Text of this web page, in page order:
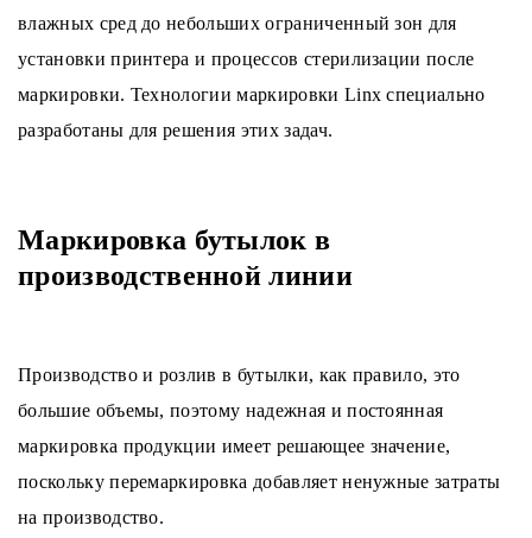
влажных сред до небольших ограниченный зон для
установки принтера и процессов стерилизации после
маркировки. Технологии маркировки Linx специально
разработаны для решения этих задач.
Маркировка бутылок в
производственной линии
Производство и розлив в бутылки, как правило, это
большие объемы, поэтому надежная и постоянная
маркировка продукции имеет решающее значение,
поскольку перемаркировка добавляет ненужные затраты
на производство.